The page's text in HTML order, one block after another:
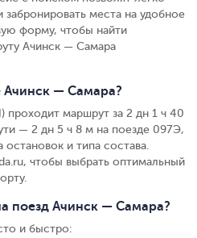
места на удобное
форму, чтобы найти
Ачинск — Самара
Ачинск — Самара?
маршрут за 2 дн 1 ч 40
— 2 дн 5 ч 8 м на поезде 097Э,
остановок и типа состава.
чтобы выбрать оптимальный
поезд Ачинск — Самара?
и быстро: